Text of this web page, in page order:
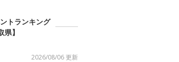
トランキング
県】
2026/08/06 更新